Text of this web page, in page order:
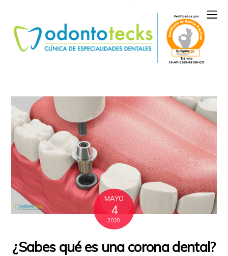
MAYO
4
2020
¿Sabes qué es una corona dental?